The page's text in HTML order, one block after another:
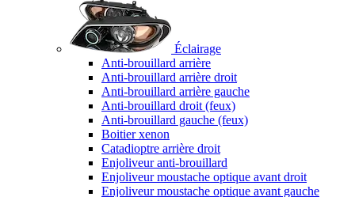
Éclairage
Anti-brouillard arrière
Anti-brouillard arrière droit
Anti-brouillard arrière gauche
Anti-brouillard droit (feux)
Anti-brouillard gauche (feux)
Boitier xenon
Catadioptre arrière droit
Enjoliveur anti-brouillard
Enjoliveur moustache optique avant droit
Enjoliveur moustache optique avant gauche